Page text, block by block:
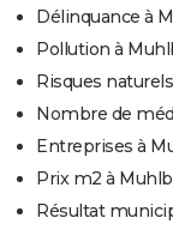
Délinquance à
Pollution à
Risques
Nombre de
Entreprises à
Prix m2 à
Résultat